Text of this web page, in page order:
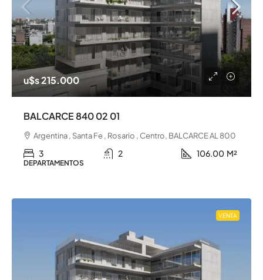
u$s 215.000
BALCARCE 840 02 01
Argentina , Santa Fe , Rosario , Centro, BALCARCE AL 800
3 2 106.00 M²
DEPARTAMENTOS
VENTA